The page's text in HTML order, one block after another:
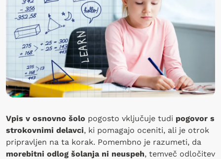
Vpis v osnovno šolo pogosto vključuje tudi pogovor s
strokovnimi delavci, ki pomagajo oceniti, ali je otrok
pripravljen na ta korak. Pomembno je razumeti, da
morebitni odlog šolanja ni neuspeh, temveč odločitev